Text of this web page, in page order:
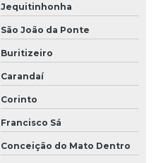
Jequitinhonha
São João da Ponte
Buritizeiro
Carandaí
Corinto
Francisco Sá
Conceição do Mato Dentro